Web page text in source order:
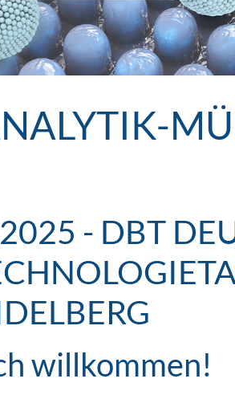
- DBT
willkommen!